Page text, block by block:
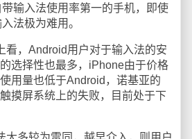
输入法使用率第一的手机，即使
法极为难用。
，Android用户对于输入法的安
选择性也最多，iPhone由于价格
用量也低于Android，诺基亚的
摸屏系统上的失败，目前处于下